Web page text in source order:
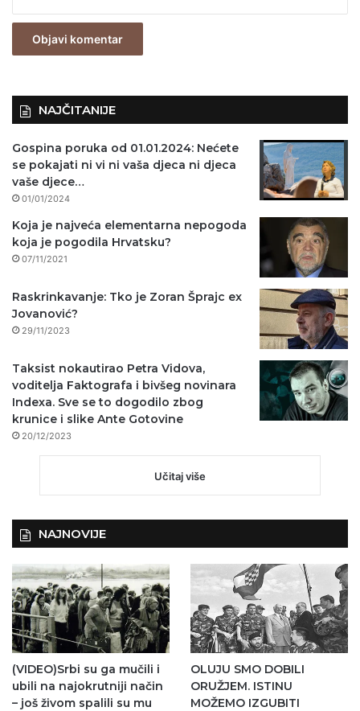
z
NAJČITANIJE
Gospina poruka od 01.01.2024: Nećete
se pokajati ni vi ni vaša djeca ni djeca
vaše djece…
01/01/2024
Koja je najveća elementarna nepogoda
koja je pogodila Hrvatsku?
07/11/2021
Raskrinkavanje: Tko je Zoran Šprajc ex
Jovanović?
29/11/2023
Taksist nokautirao Petra Vidova,
voditelja Faktografa i bivšeg novinara
Indexa. Sve se to dogodilo zbog
krunice i slike Ante Gotovine
20/12/2023
Učitaj više
NAJNOVIJE
(VIDEO)Srbi su ga mučili i
ubili na najokrutniji način
– još živom spalili su mu
OLUJU SMO DOBILI
ORUŽJEM. ISTINU
MOŽEMO IZGUBITI